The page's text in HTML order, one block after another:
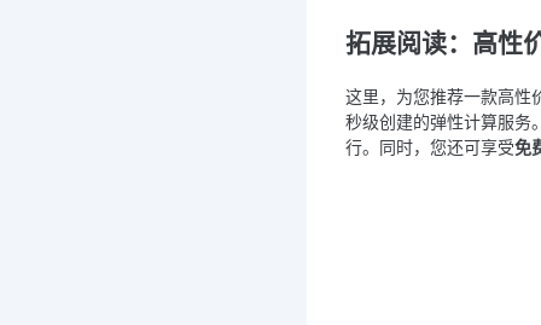
拓展阅读：高性
这里，为您推荐一款高
秒级创建的弹性计算服务
行。同时，您还可享受免